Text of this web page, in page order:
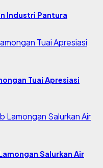
Industri Pantura
Tuai Apresiasi
Salurkan Air